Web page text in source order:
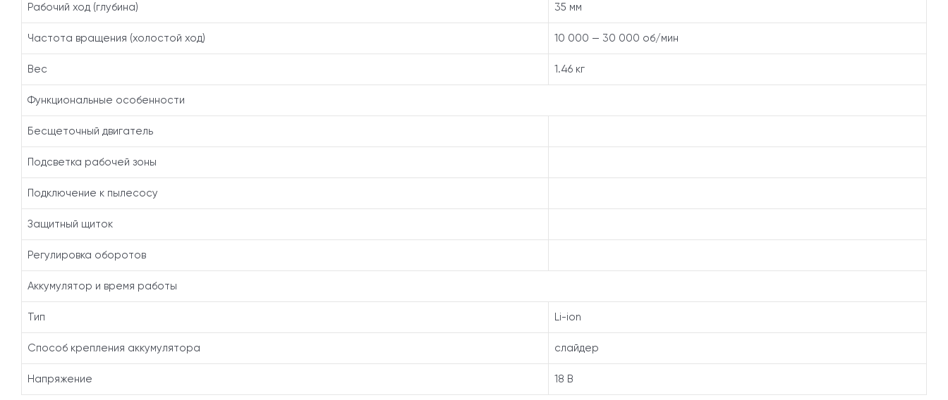
Рабочий ход (глубина) 35 мм
Частота вращения (холостой ход) 10 000 — 30 000 об/мин
Вес 1.46 кг
Функциональные особенности
Бесщеточный двигатель
Подсветка рабочей зоны
Подключение к пылесосу
Защитный щиток
Регулировка оборотов
Аккумулятор и время работы
Тип Li-ion
Способ крепления аккумулятора слайдер
Напряжение 18 В